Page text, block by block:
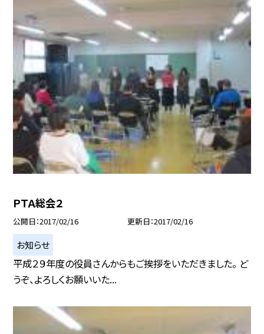
ＰＴＡ総会２
公開日 2017/02/16 更新日 2017/02/16
お知らせ
平成２９年度の役員さんからもご挨拶をいただきました。 ど
うぞ、よろしくお願いいた...